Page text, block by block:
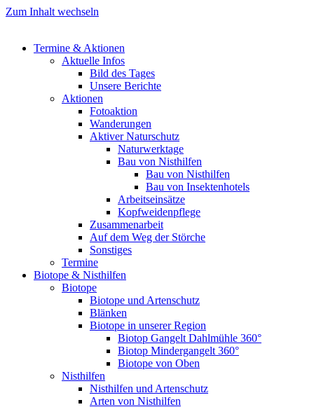
Zum Inhalt wechseln
Termine & Aktionen
Aktuelle Infos
Bild des Tages
Unsere Berichte
Aktionen
Fotoaktion
Wanderungen
Aktiver Naturschutz
Naturwerktage
Bau von Nisthilfen
Bau von Nisthilfen
Bau von Insektenhotels
Arbeitseinsätze
Kopfweidenpflege
Zusammenarbeit
Auf dem Weg der Störche
Sonstiges
Termine
Biotope & Nisthilfen
Biotope
Biotope und Artenschutz
Blänken
Biotope in unserer Region
Biotop Gangelt Dahlmühle 360°
Biotop Mindergangelt 360°
Biotope von Oben
Nisthilfen
Nisthilfen und Artenschutz
Arten von Nisthilfen